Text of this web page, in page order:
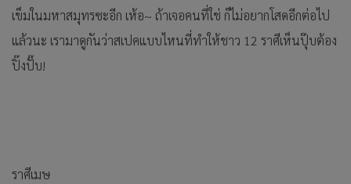
เข็มในมหาสมุทรซะอีก เห้อ~ ถ้าเจอคนที่ใช่ ก็ไม่อยากโสดอีกต่อไป
แล้วนะ เรามาดูกันว่าสเปคแบบไหนที่ทำให้ชาว 12 ราศีเห็นปุ๊บต้อง
ปิ๊งปั๊บ!
ราศีเมษ